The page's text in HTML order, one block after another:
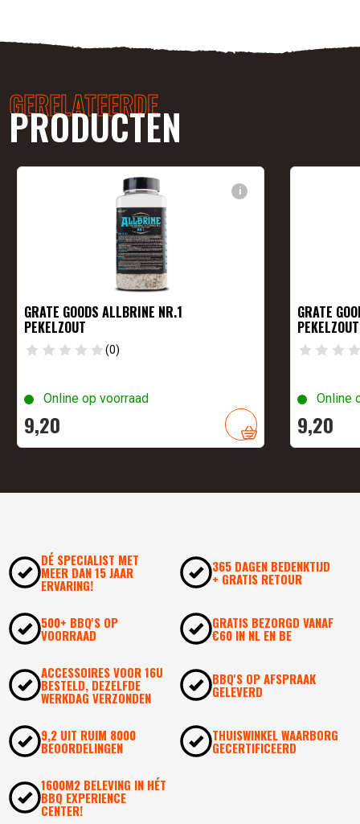
GERELATEERDE
PRODUCTEN
i
GRATE GOODS ALLBRINE NR.1
PEKELZOUT
(0)
Online op voorraad
9,20
GRATE
PEKELZOUT
Online
9,20
DÉ SPECIALIST MET
MEER DAN 15 JAAR
ERVARING!
365 DAGEN BEDENKTIJD
+ GRATIS RETOUR
500+ BBQ'S OP
VOORRAAD
GRATIS BEZORGD VANAF
€60 IN NL EN BE
ACCESSOIRES VOOR 16U
BESTELD, DEZELFDE
WERKDAG VERZONDEN
BBQ'S OP AFSPRAAK
GELEVERD
9,2 UIT RUIM 8000
BEOORDELINGEN
THUISWINKEL WAARBORG
GECERTIFICEERD
1600M2 BELEVING IN HÉT
BBQ EXPERIENCE
CENTER!